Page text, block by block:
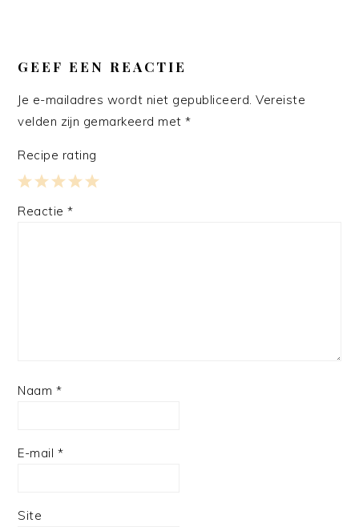
INTERACTIES
GEEF EEN REACTIE
Je e-mailadres wordt niet gepubliceerd. Vereiste
velden zijn gemarkeerd met*
Recipe rating
4
3
2
1
Reactie*
Naam *
E-mail *
Site